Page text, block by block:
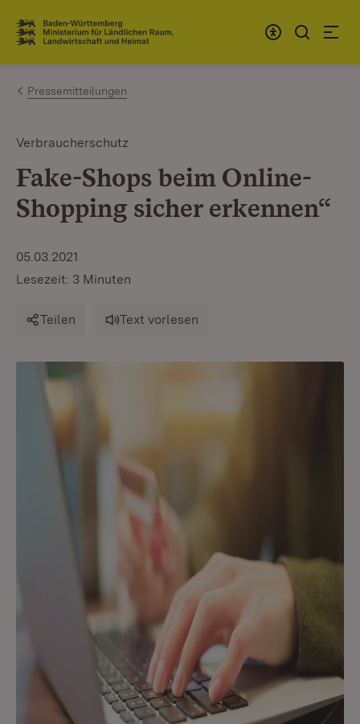
Zum Inhalt springen
Link zur Startseite
Pressemitteilungen
Verbraucherschutz
Fake-Shops beim Online-
Shopping sicher erkennen“
05.03.2021
Lesezeit: 3 Minuten
Teilen Text vorlesen